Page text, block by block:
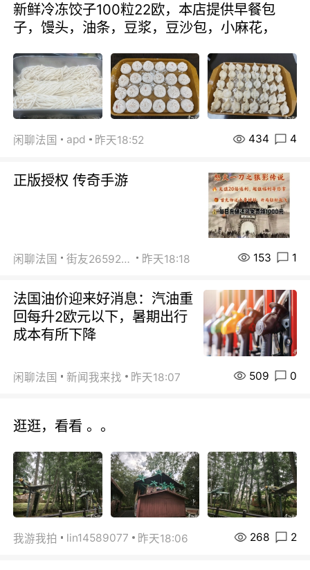
新鲜冷冻饺子100粒22欧，本店提供早餐包
子，馒头，油条，豆浆，豆沙包，小麻花，
闲聊法国 apd 昨天18:52 434 4
正版授权 传奇手游
闲聊法国 街友26592800 昨天18:18 153 1
法国油价迎来好消息：汽油重
回每升2欧元以下，暑期出行
成本有所下降
闲聊法国 新闻我来找 昨天18:07 509 0
逛逛，看看 。。
我游我拍 lin14589077 昨天18:06 268 2